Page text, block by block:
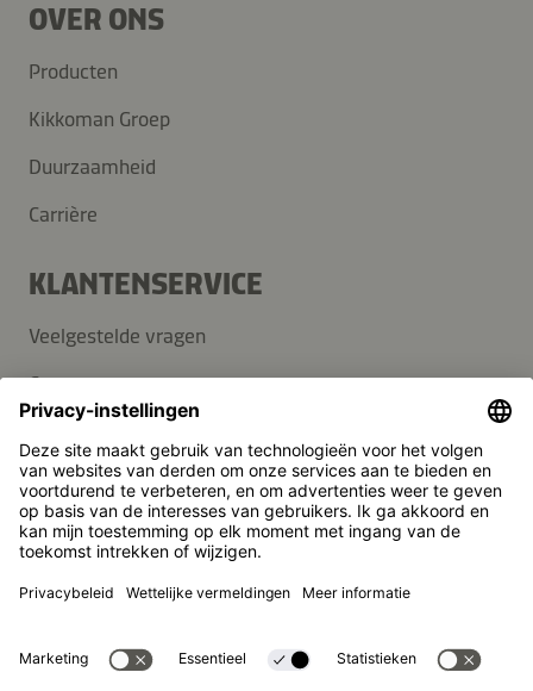
OVER ONS
Producten
Kikkoman Groep
Duurzaamheid
Carrière
KLANTENSERVICE
Veelgestelde vragen
Contact
Pers
Kikkoman is een geregistreerd handelsmerk van Kikkoman
Corporation, Japan.
Theodorstraße 180, 40472 Düsseldorf, Germany
Opgenomen in het handelsregister bij het kantongerecht